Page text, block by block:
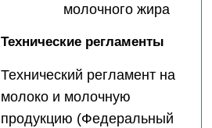
молочного жира
Технические регламенты
Технический регламент на
молоко и молочную
продукцию (Федеральный